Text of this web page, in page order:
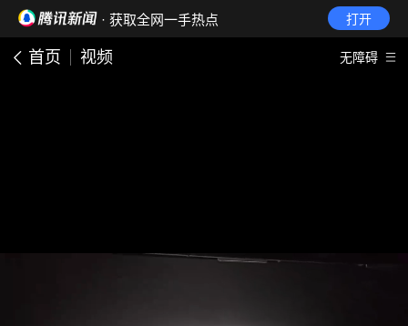
· 获取全网一手热点 打开
首页 视频 无障碍